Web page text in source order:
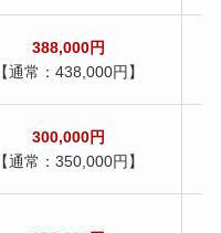
388,000円
【通常：438,000円】
300,000円
【通常：350,000円】